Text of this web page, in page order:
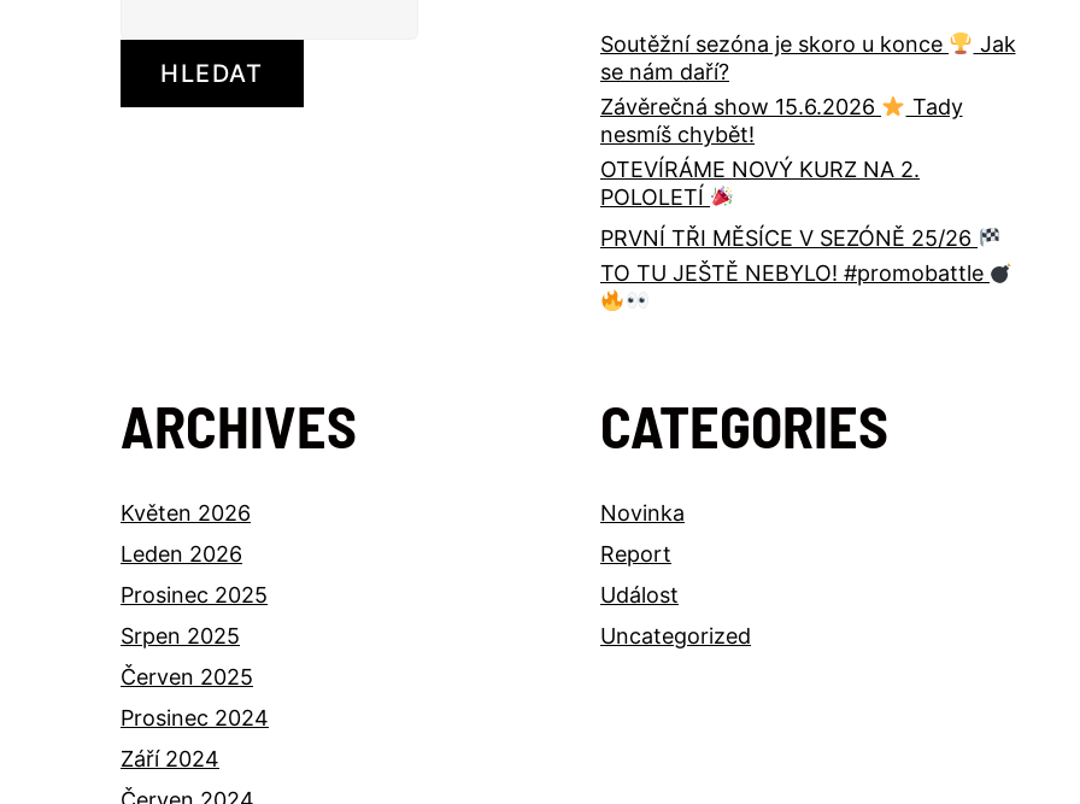
HLEDAT
Soutěžní sezóna je skoro u konce
Jak
se nám daří?
Závěrečná show 15.6.2026
Tady
nesmíš chybět!
OTEVÍRÁME NOVÝ KURZ NA 2.
POLOLETÍ
PRVNÍ TŘI MĚSÍCE V SEZÓNĚ 25/26
TO TU JEŠTĚ NEBYLO! #promobattle
ARCHIVES
Květen 2026
Leden 2026
Prosinec 2025
Srpen 2025
Červen 2025
Prosinec 2024
Září 2024
CATEGORIES
Novinka
Report
Událost
Uncategorized